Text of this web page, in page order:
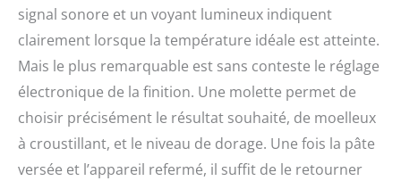
signal sonore et un voyant lumineux indiquent
clairement lorsque la température idéale est atteinte.
Mais le plus remarquable est sans conteste le réglage
électronique de la finition. Une molette permet de
choisir précisément le résultat souhaité, de moelleux
à croustillant, et le niveau de dorage. Une fois la pâte
versée et l’appareil refermé, il suffit de le retourner